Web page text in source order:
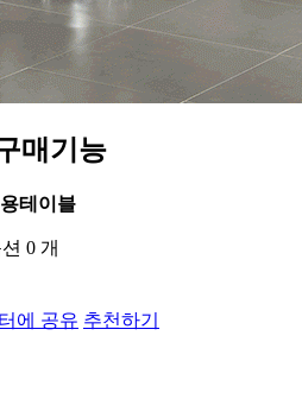
매기능
테이블
0 개
추천하기